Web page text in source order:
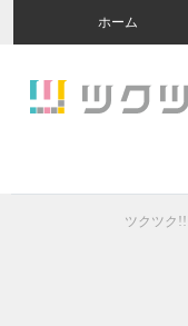
ホーム
ツクツク